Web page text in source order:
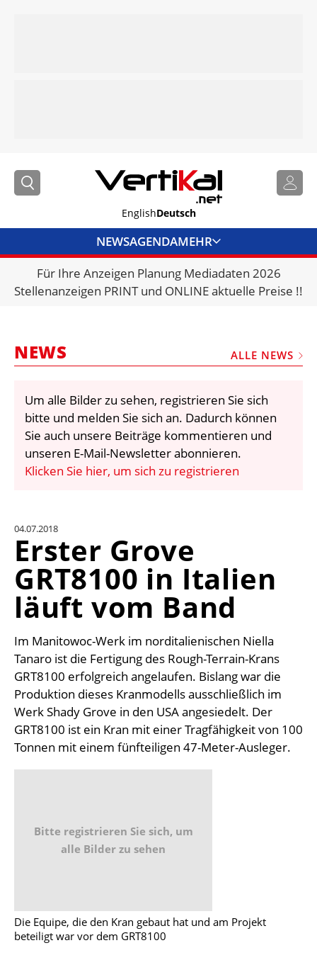
EnglishDeutsch
NEWSAGENDAMEHR
BRANCHENLINKS
VERMIETER
VIDEOS
BIBLIOTHEK
KRAN & BÜHNE
KONTAKT
Für Ihre Anzeigen Planung Mediadaten 2026
Stellenanzeigen PRINT und ONLINE aktuelle Preise !!
NEWS ALLE NEWS
Um alle Bilder zu sehen, registrieren Sie sich
bitte und melden Sie sich an. Dadurch können
Sie auch unsere Beiträge kommentieren und
unseren E-Mail-Newsletter abonnieren.
Klicken Sie hier, um sich zu registrieren
04.07.2018
Erster Grove
GRT8100 in Italien
läuft vom Band
Im Manitowoc-Werk im norditalienischen Niella
Tanaro ist die Fertigung des Rough-Terrain-Krans
GRT8100 erfolgreich angelaufen. Bislang war die
Produktion dieses Kranmodells ausschließlich im
Werk Shady Grove in den USA angesiedelt. Der
GRT8100 ist ein Kran mit einer Tragfähigkeit von 100
Tonnen mit einem fünfteiligen 47-Meter-Ausleger.
Bitte registrieren Sie sich, um
alle Bilder zu sehen
Die Equipe, die den Kran gebaut hat und am Projekt
beteiligt war vor dem GRT8100